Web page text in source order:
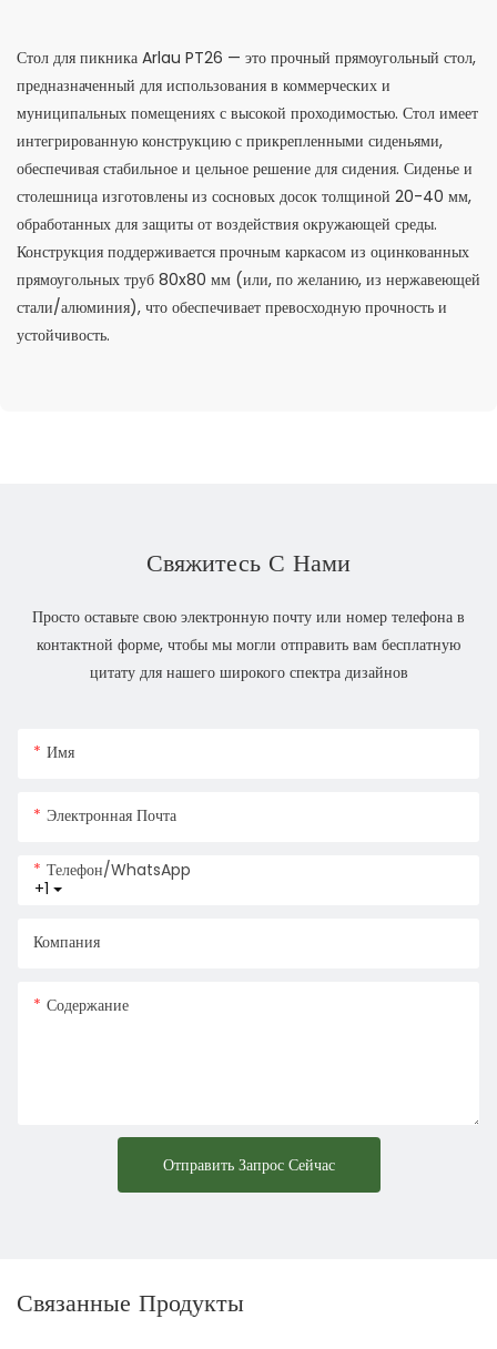
Стол для пикника Arlau PT26 — это прочный прямоугольный стол,
предназначенный для использования в коммерческих и
муниципальных помещениях с высокой проходимостью. Стол имеет
интегрированную конструкцию с прикрепленными сиденьями,
обеспечивая стабильное и цельное решение для сидения. Сиденье и
столешница изготовлены из сосновых досок толщиной 20-40 мм,
обработанных для защиты от воздействия окружающей среды.
Конструкция поддерживается прочным каркасом из оцинкованных
прямоугольных труб 80x80 мм (или, по желанию, из нержавеющей
стали/алюминия), что обеспечивает превосходную прочность и
устойчивость.
Свяжитесь С Нами
Просто оставьте свою электронную почту или номер телефона в
контактной форме, чтобы мы могли отправить вам бесплатную
цитату для нашего широкого спектра дизайнов
Имя
Электронная Почта
+1
Телефон/WhatsApp
Компания
Содержание
Отправить Запрос Сейчас
Связанные Продукты